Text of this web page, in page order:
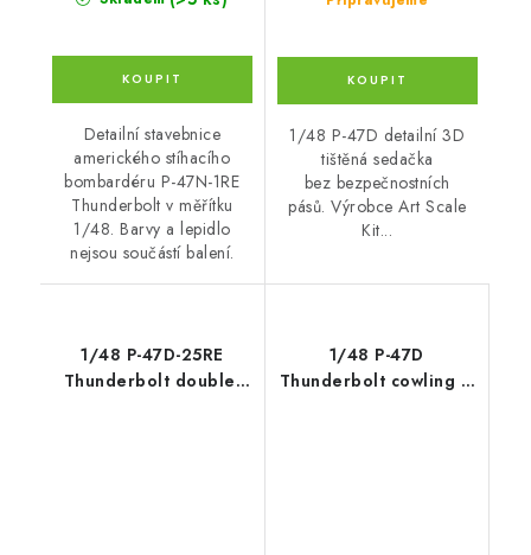
Detailní stavebnice
amerického stíhacího
bombardéru P-47N-1RE
Thunderbolt v měřítku
1/48. Barvy a lepidlo
nejsou součástí balení.
1/48 P-47D detailní 3D
tištěná sedačka
bez bezpečnostních
pásů. Výrobce Art Scale
Kit...
1/48 P-47D-25RE
Thunderbolt double-
1/48 P-47D
Thunderbolt cowling &